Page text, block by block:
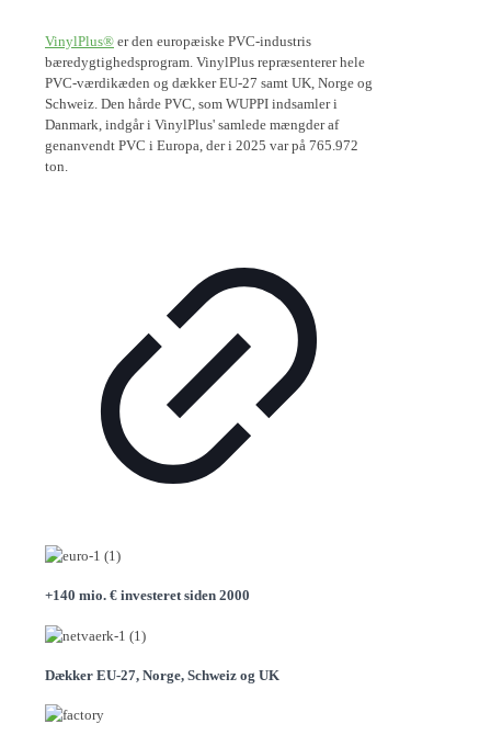
VinylPlus® er den europæiske PVC-industris
bæredygtighedsprogram. VinylPlus repræsenterer hele
PVC-værdikæden og dækker EU-27 samt UK, Norge og
Schweiz. Den hårde PVC, som WUPPI indsamler i
Danmark, indgår i VinylPlus' samlede mængder af
genanvendt PVC i Europa, der i 2025 var på 765.972
ton.
+140 mio. € investeret siden 2000
Dækker EU-27, Norge, Schweiz og UK